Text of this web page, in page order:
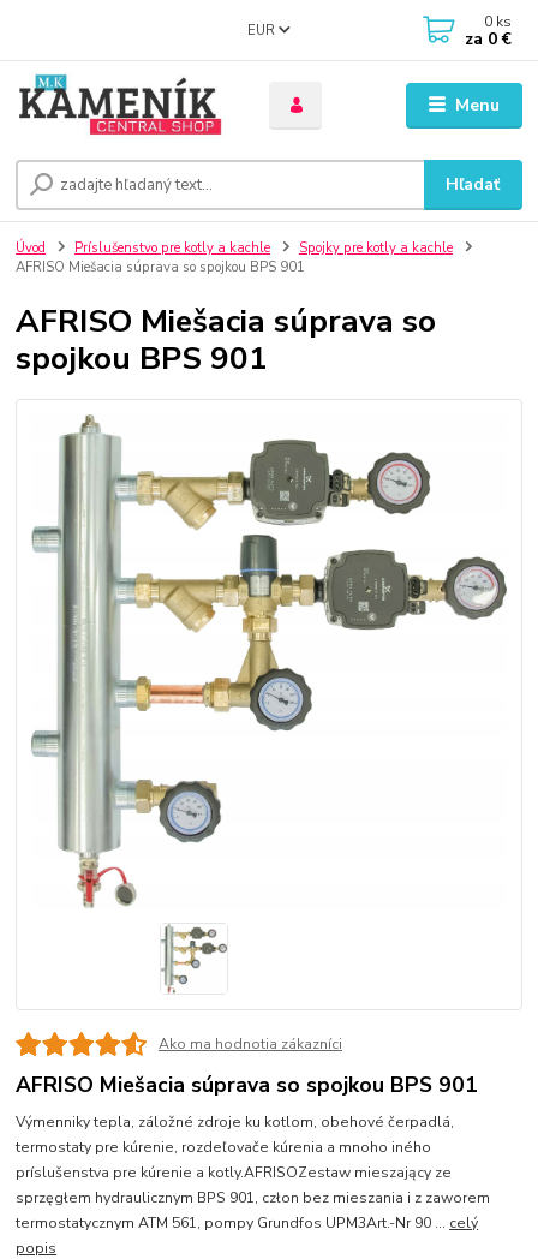
Menu
EUR
Hľadať
0 ks
za 0 €
Úvod Príslušenstvo pre kotly a kachle
Spojky pre kotly a kachle
AFRISO Miešacia súprava so spojkou BPS 901
AFRISO Miešacia súprava so
spojkou BPS 901
Ako ma hodnotia zákazníci
AFRISO Miešacia súprava so spojkou BPS 901
Výmenniky tepla, záložné zdroje ku kotlom, obehové čerpadlá,
termostaty pre kúrenie, rozdeľovače kúrenia a mnoho iného
príslušenstva pre kúrenie a kotly.AFRISOZestaw mieszający ze
sprzęgłem hydraulicznym BPS 901, człon bez mieszania i z zaworem
termostatycznym ATM 561, pompy Grundfos UPM3Art.-Nr 90 ... celý
popis